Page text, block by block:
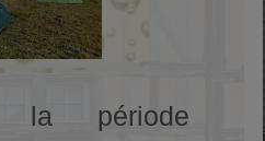
la période